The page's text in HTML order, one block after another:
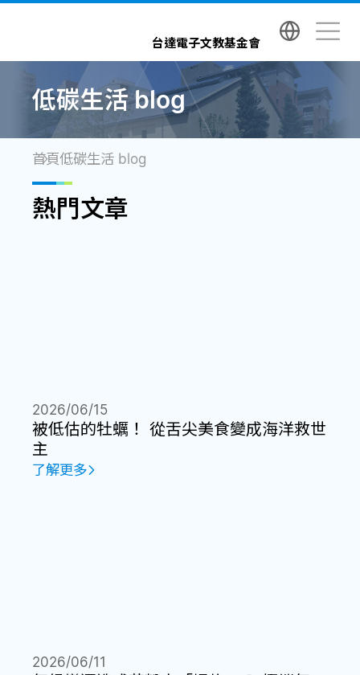
台達電子文教基金會
低碳生活 blog
首頁低碳生活 blog
熱門文章
被低估的牡蠣！ 從舌尖美食變成海洋救世
主
2026/06/15
了解更多
2026/06/11